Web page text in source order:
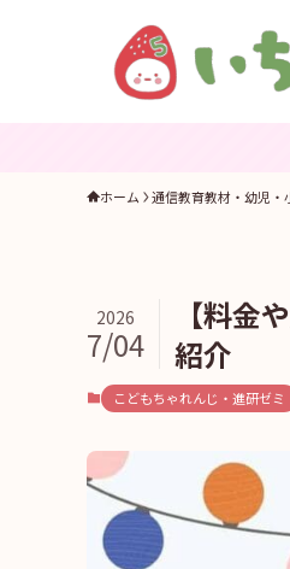
ホーム 通信教育教材・幼児・
【料金
紹介
2026
7/04
こどもちゃれんじ・進研ゼミ